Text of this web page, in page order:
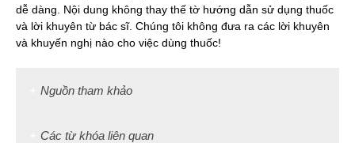
dễ dàng. Nội dung không thay thế tờ hướng dẫn sử dụng thuốc
và lời khuyên từ bác sĩ. Chúng tôi không đưa ra các lời khuyên
và khuyến nghị nào cho việc dùng thuốc!
Nguồn tham khảo
Các từ khóa liên quan